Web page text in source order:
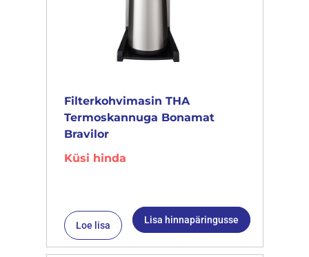
Filterkohvimasin THA
Termoskannuga Bonamat
Bravilor
Küsi hinda
Loe lisa Lisa hinnapäringusse